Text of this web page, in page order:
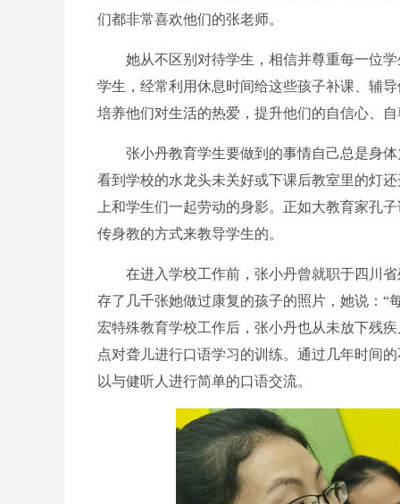
们都非常喜欢他们的张老师。
她从不区别对待学生，相信并尊重每一位学
学生，经常利用休息时间给这些孩子补课、辅
培养他们对生活的热爱，提升他们的自信心、
张小丹教育学生要做到的事情自己总是身体
看到学校的水龙头未关好或下课后教室里的灯
上和学生们一起劳动的身影。正如大教育家孔
传身教的方式来教导学生的。
在进入学校工作前，张小丹曾就职于四川省
存了几千张她做过康复的孩子的照片，她说：“
宏特殊教育学校工作后，张小丹也从未放下残
点对聋儿进行口语学习的训练。通过几年时间
以与健听人进行简单的口语交流。